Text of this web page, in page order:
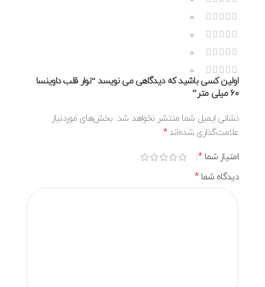
0
0
0
0
اولین کسی باشید که دیدگاهی می نویسد “نوار قلب داوینسا
۶۰ میلی متر”
نشانی ایمیل شما منتشر نخواهد شد. بخش‌های موردنیاز
علامت‌گذاری شده‌اند*
امتیاز شما*
دیدگاه شما*